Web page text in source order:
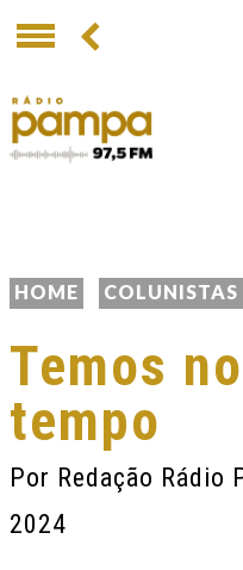
HOME COLUNISTAS
Temos
tempo
Por Redação Rádio
2024